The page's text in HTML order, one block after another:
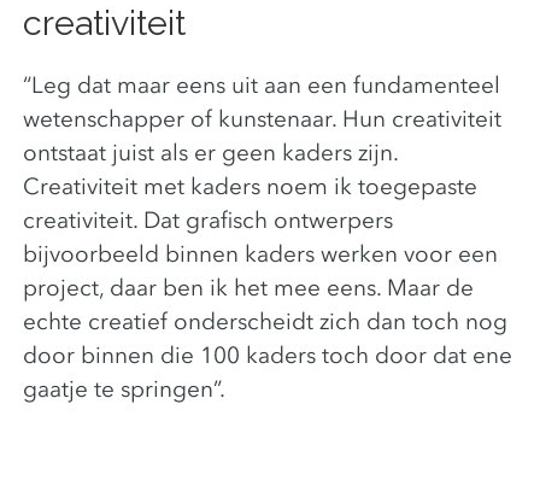
creativiteit
“Leg dat maar eens uit aan een fundamenteel
wetenschapper of kunstenaar. Hun creativiteit
ontstaat juist als er geen kaders zijn.
Creativiteit met kaders noem ik toegepaste
creativiteit. Dat grafisch ontwerpers
bijvoorbeeld binnen kaders werken voor een
project, daar ben ik het mee eens. Maar de
echte creatief onderscheidt zich dan toch nog
door binnen die 100 kaders toch door dat ene
gaatje te springen”.